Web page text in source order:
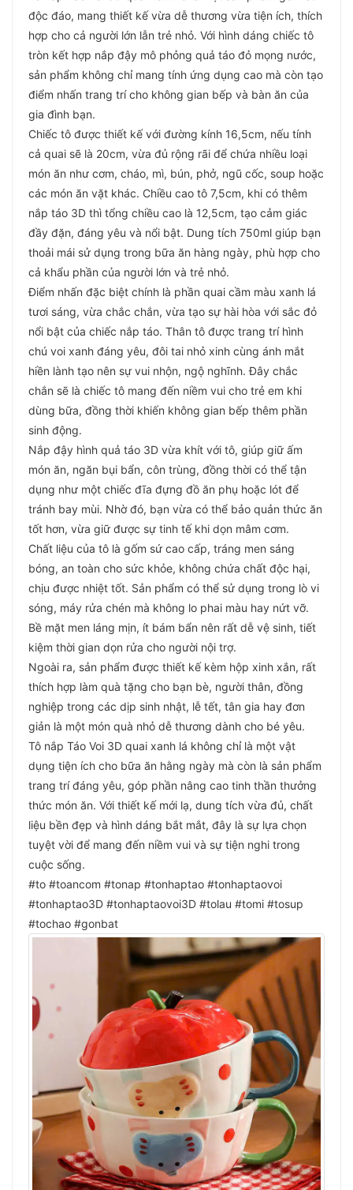
độc đáo, mang thiết kế vừa dễ thương vừa tiện ích, thích
hợp cho cả người lớn lẫn trẻ nhỏ. Với hình dáng chiếc tô
tròn kết hợp nắp đậy mô phỏng quả táo đỏ mọng nước,
sản phẩm không chỉ mang tính ứng dụng cao mà còn tạo
điểm nhấn trang trí cho không gian bếp và bàn ăn của
gia đình bạn.
Chiếc tô được thiết kế với đường kính 16,5cm, nếu tính
cả quai sẽ là 20cm, vừa đủ rộng rãi để chứa nhiều loại
món ăn như cơm, cháo, mì, bún, phở, ngũ cốc, soup hoặc
các món ăn vặt khác. Chiều cao tô 7,5cm, khi có thêm
nắp táo 3D thì tổng chiều cao là 12,5cm, tạo cảm giác
đầy đặn, đáng yêu và nổi bật. Dung tích 750ml giúp bạn
thoải mái sử dụng trong bữa ăn hàng ngày, phù hợp cho
cả khẩu phần của người lớn và trẻ nhỏ.
Điểm nhấn đặc biệt chính là phần quai cầm màu xanh lá
tươi sáng, vừa chắc chắn, vừa tạo sự hài hòa với sắc đỏ
nổi bật của chiếc nắp táo. Thân tô được trang trí hình
chú voi xanh đáng yêu, đôi tai nhỏ xinh cùng ánh mắt
hiền lành tạo nên sự vui nhộn, ngộ nghĩnh. Đây chắc
chắn sẽ là chiếc tô mang đến niềm vui cho trẻ em khi
dùng bữa, đồng thời khiến không gian bếp thêm phần
sinh động.
Nắp đậy hình quả táo 3D vừa khít với tô, giúp giữ ấm
món ăn, ngăn bụi bẩn, côn trùng, đồng thời có thể tận
dụng như một chiếc đĩa đựng đồ ăn phụ hoặc lót để
tránh bay mùi. Nhờ đó, bạn vừa có thể bảo quản thức ăn
tốt hơn, vừa giữ được sự tinh tế khi dọn mâm cơm.
Chất liệu của tô là gốm sứ cao cấp, tráng men sáng
bóng, an toàn cho sức khỏe, không chứa chất độc hại,
chịu được nhiệt tốt. Sản phẩm có thể sử dụng trong lò vi
sóng, máy rửa chén mà không lo phai màu hay nứt vỡ.
Bề mặt men láng mịn, ít bám bẩn nên rất dễ vệ sinh, tiết
kiệm thời gian dọn rửa cho người nội trợ.
Ngoài ra, sản phẩm được thiết kế kèm hộp xinh xắn, rất
thích hợp làm quà tặng cho bạn bè, người thân, đồng
nghiệp trong các dịp sinh nhật, lễ tết, tân gia hay đơn
giản là một món quà nhỏ dễ thương dành cho bé yêu.
Tô nắp Táo Voi 3D quai xanh lá không chỉ là một vật
dụng tiện ích cho bữa ăn hằng ngày mà còn là sản phẩm
trang trí đáng yêu, góp phần nâng cao tinh thần thưởng
thức món ăn. Với thiết kế mới lạ, dung tích vừa đủ, chất
liệu bền đẹp và hình dáng bắt mắt, đây là sự lựa chọn
tuyệt vời để mang đến niềm vui và sự tiện nghi trong
cuộc sống.
#to #toancom #tonap #tonhaptao #tonhaptaovoi
#tonhaptao3D #tonhaptaovoi3D #tolau #tomi #tosup
#tochao #gonbat